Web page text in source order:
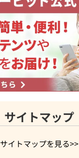
サイトマップ
サイトマップを見る>>